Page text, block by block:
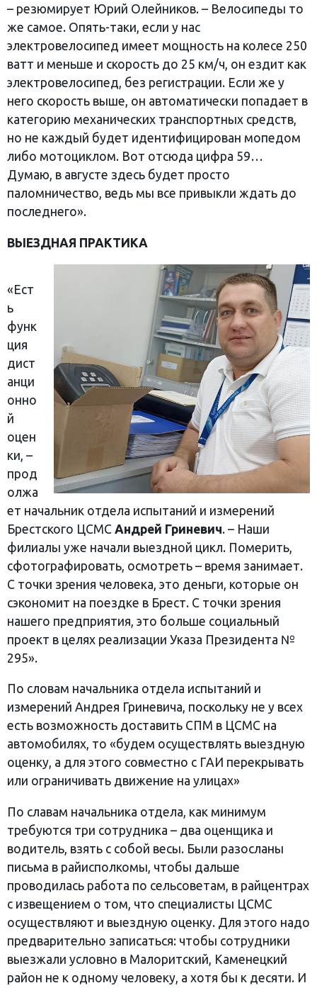
– резюмирует Юрий Олейников. – Велосипеды то
же самое. Опять-таки, если у нас
электровелосипед имеет мощность на колесе 250
ватт и меньше и скорость до 25 км/ч, он ездит как
электровелосипед, без регистрации. Если же у
него скорость выше, он автоматически попадает в
категорию механических транспортных средств,
но не каждый будет идентифицирован мопедом
либо мотоциклом. Вот отсюда цифра 59…
Думаю, в августе здесь будет просто
паломничество, ведь мы все привыкли ждать до
последнего».
ВЫЕЗДНАЯ ПРАКТИКА
«Ест
ь
функ
ция
дист
анци
онно
й
оцен
ки, –
прод
олжа
ет начальник отдела испытаний и измерений
Брестского ЦСМС Андрей Гриневич. – Наши
филиалы уже начали выездной цикл. Померить,
сфотографировать, осмотреть – время занимает.
С точки зрения человека, это деньги, которые он
сэкономит на поездке в Брест. С точки зрения
нашего предприятия, это больше социальный
проект в целях реализации Указа Президента №
295».
По словам начальника отдела испытаний и
измерений Андрея Гриневича, поскольку не у всех
есть возможность доставить СПМ в ЦСМС на
автомобилях, то «будем осуществлять выездную
оценку, а для этого совместно с ГАИ перекрывать
или ограничивать движение на улицах»
По славам начальника отдела, как минимум
требуются три сотрудника – два оценщика и
водитель, взять с собой весы. Были разосланы
письма в райисполкомы, чтобы дальше
проводилась работа по сельсоветам, в райцентрах
с извещением о том, что специалисты ЦСМС
осуществляют и выездную оценку. Для этого надо
предварительно записаться: чтобы сотрудники
выезжали условно в Малоритский, Каменецкий
район не к одному человеку, а хотя бы к десяти. И